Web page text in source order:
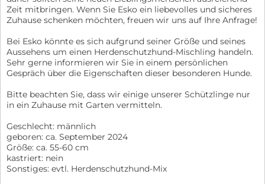
Zeit mitbringen. Wenn Sie Esko ein liebevolles und sicheres
Zuhause schenken möchten, freuen wir uns auf Ihre Anfrage!
Bei Esko könnte es sich aufgrund seiner Größe und seines
Aussehens um einen Herdenschutzhund-Mischling handeln.
Sehr gerne informieren wir Sie in einem persönlichen
Gespräch über die Eigenschaften dieser besonderen Hunde.
Bitte beachten Sie, dass wir einige unserer Schützlinge nur
in ein Zuhause mit Garten vermitteln.
Geschlecht: männlich
geboren: ca. September 2024
Größe: ca. 55-60 cm
kastriert: nein
Sonstiges: evtl. Herdenschutzhund-Mix